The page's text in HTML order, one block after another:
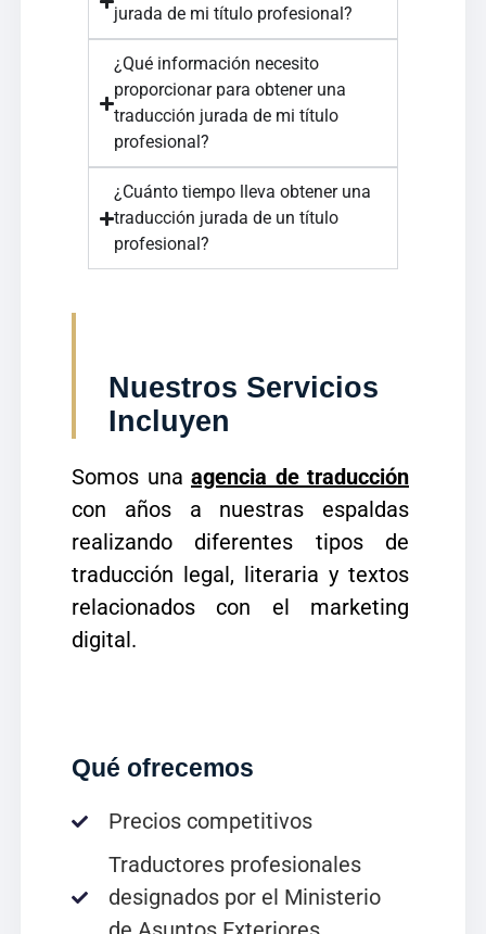
jurada de mi título profesional?
¿Qué información necesito
proporcionar para obtener una
traducción jurada de mi título
profesional?
¿Cuánto tiempo lleva obtener una
traducción jurada de un título
profesional?
Nuestros Servicios
Incluyen
Somos una agencia de traducción
con años a nuestras espaldas
realizando diferentes tipos de
traducción legal, literaria y textos
relacionados con el marketing
digital.
Qué ofrecemos
Precios competitivos
Traductores profesionales
designados por el Ministerio